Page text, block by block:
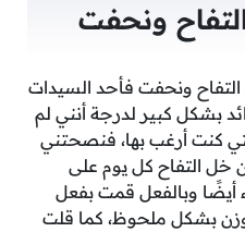
ونحفت
ونحفت فأحد السيدات
بشكل كبير لدرجة أنني لم
كنت أرغب بها، فنصحتني
خل التفاح كل يوم على
أيضًا وبالفعل قمت بفعل
بشكل ملحوظ، كما قلت